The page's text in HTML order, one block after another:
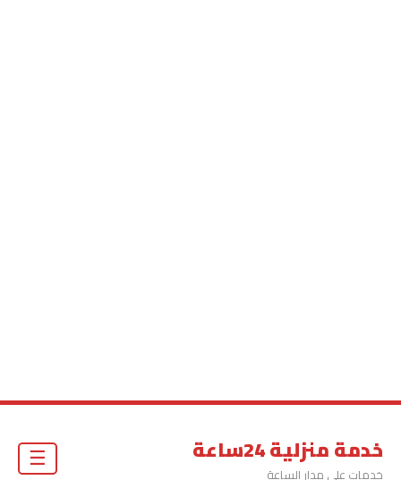
خدمة منزلية 24ساعة
خدمات على مدار الساعة
☰